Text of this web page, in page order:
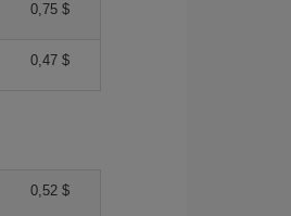
0,75 $
0,47 $
0,52 $